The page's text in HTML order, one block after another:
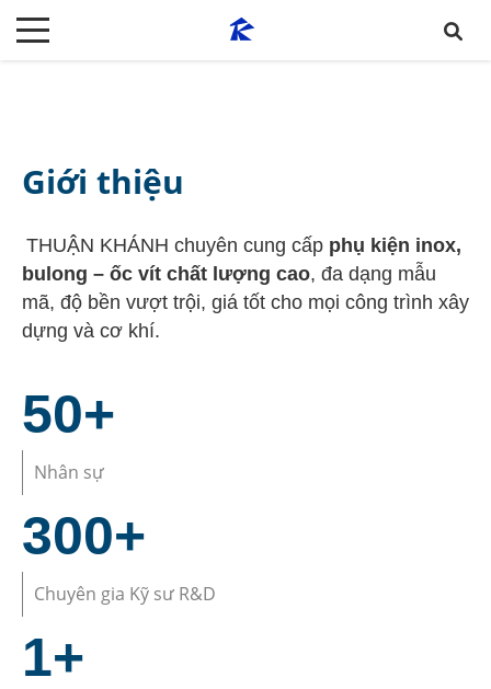
Giới thiệu
THUẬN KHÁNH chuyên cung cấp phụ kiện inox,
bulong – ốc vít chất lượng cao, đa dạng mẫu
mã, độ bền vượt trội, giá tốt cho mọi công trình xây
dựng và cơ khí.
50+
Nhân sự
300+
Chuyên gia Kỹ sư R&D
1+